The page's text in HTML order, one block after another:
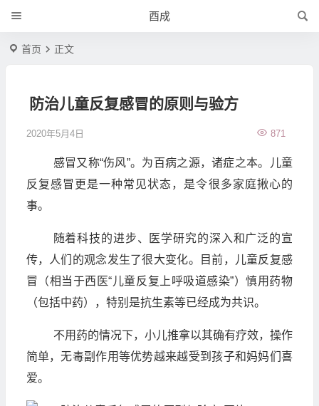
酉成
首页 正文
防治儿童反复感冒的原则与验方
2020年5月4日 871
感冒又称“伤风”。为百病之源，诸症之本。儿童
反复感冒更是一种常见状态，是令很多家庭揪心的
事。
随着科技的进步、医学研究的深入和广泛的宣
传，人们的观念发生了很大变化。目前，儿童反复感
冒（相当于西医“儿童反复上呼吸道感染”）慎用药物
（包括中药），特别是抗生素等已经成为共识。
不用药的情况下，小儿推拿以其确有疗效，操作
简单，无毒副作用等优势越来越受到孩子和妈妈们喜
爱。